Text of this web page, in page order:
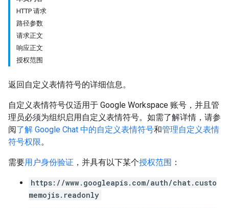
HTTP 请求
路径参数
请求正文
响应正文
授权范围
返回自定义表情符号的详细信息。
自定义表情符号仅适用于 Google Workspace 账号，并且管
理员必须为组织启用自定义表情符号。如需了解详情，请参
阅了解 Google Chat 中的自定义表情符号和管理自定义表情
符号权限。
需要用户身份验证 ，并具有以下某个授权范围 ：
https://www.googleapis.com/auth/chat.custo
memojis.readonly